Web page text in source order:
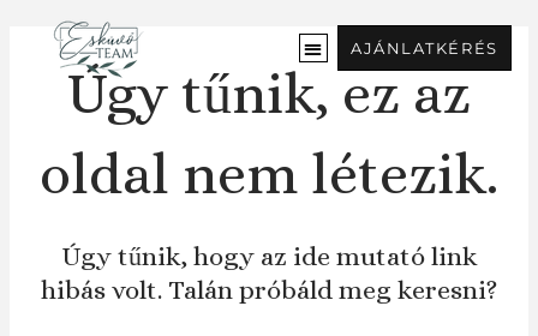
tartalomra
AJÁNLATKÉRÉS
Úgy tűnik, ez az
oldal nem létezik.
Úgy tűnik, hogy az ide mutató link
hibás volt. Talán próbáld meg keresni?